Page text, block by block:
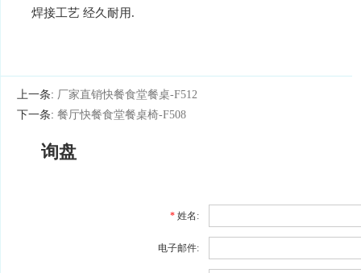
焊接工艺 经久耐用.
上一条: 厂家直销快餐食堂餐桌-F512
下一条: 餐厅快餐食堂餐桌椅-F508
询盘
* 姓名:
电子邮件: